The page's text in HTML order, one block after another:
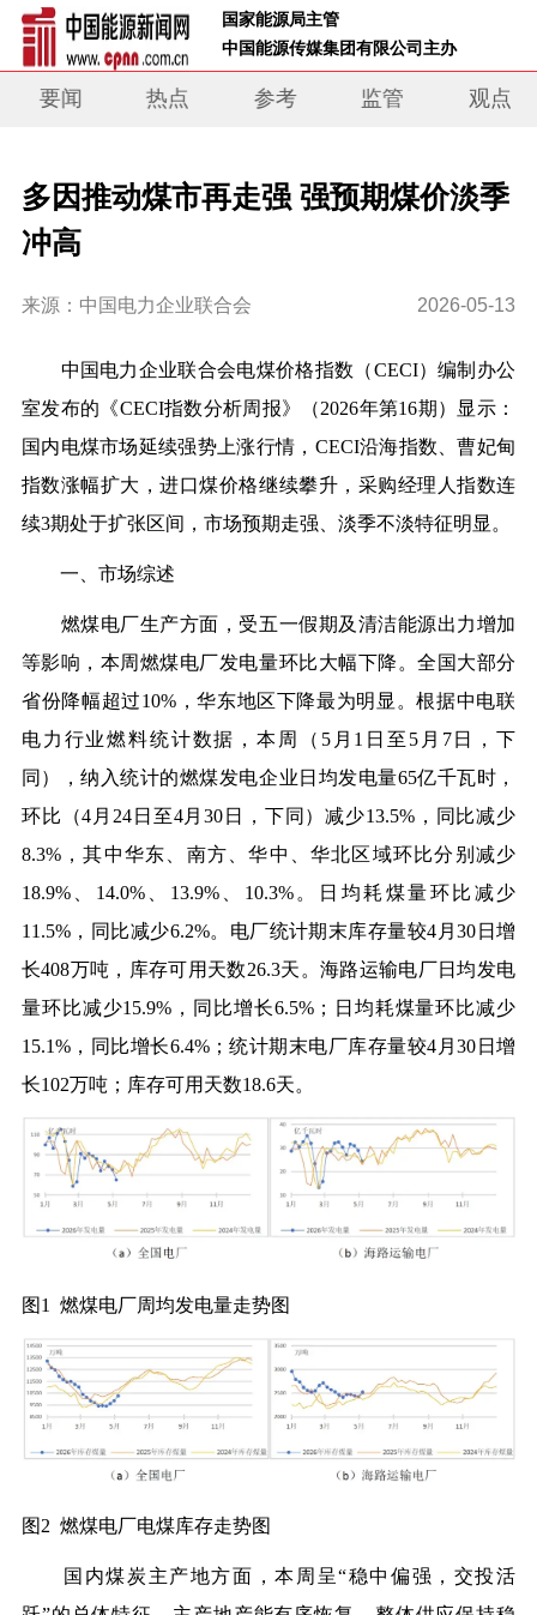
国家能源局主管
中国能源传媒集团有限公司主办
要闻 热点 参考 监管 观点
多因推动煤市再走强 强预期煤价淡季
冲高
来源：中国电力企业联合会 2026-05-13
中国电力企业联合会电煤价格指数（CECI）编制办公
室发布的《CECI指数分析周报》（2026年第16期）显示：
国内电煤市场延续强势上涨行情，CECI沿海指数、曹妃甸
指数涨幅扩大，进口煤价格继续攀升，采购经理人指数连
续3期处于扩张区间，市场预期走强、淡季不淡特征明显。
一、市场综述
燃煤电厂生产方面，受五一假期及清洁能源出力增加
等影响，本周燃煤电厂发电量环比大幅下降。全国大部分
省份降幅超过10%，华东地区下降最为明显。根据中电联
电力行业燃料统计数据，本周（5月1日至5月7日，下
同），纳入统计的燃煤发电企业日均发电量65亿千瓦时，
环比（4月24日至4月30日，下同）减少13.5%，同比减少
8.3%，其中华东、南方、华中、华北区域环比分别减少
18.9%、14.0%、13.9%、10.3%。日均耗煤量环比减少
11.5%，同比减少6.2%。电厂统计期末库存量较4月30日增
长408万吨，库存可用天数26.3天。海路运输电厂日均发电
量环比减少15.9%，同比增长6.5%；日均耗煤量环比减少
15.1%，同比增长6.4%；统计期末电厂库存量较4月30日增
长102万吨；库存可用天数18.6天。
图1 燃煤电厂周均发电量走势图
图2 燃煤电厂电煤库存走势图
国内煤炭主产地方面，本周呈“稳中偏强，交投活